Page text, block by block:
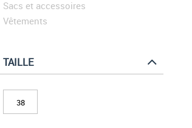
Sacs et accessoires
Vêtements
TAILLE
38